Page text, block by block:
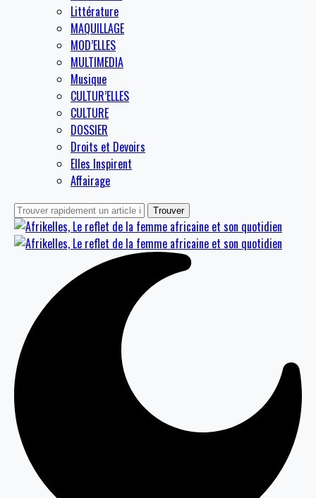
Littérature
MAQUILLAGE
MOD’ELLES
MULTIMEDIA
Musique
CULTUR’ELLES
CULTURE
DOSSIER
Droits et Devoirs
Elles Inspirent
Affairage